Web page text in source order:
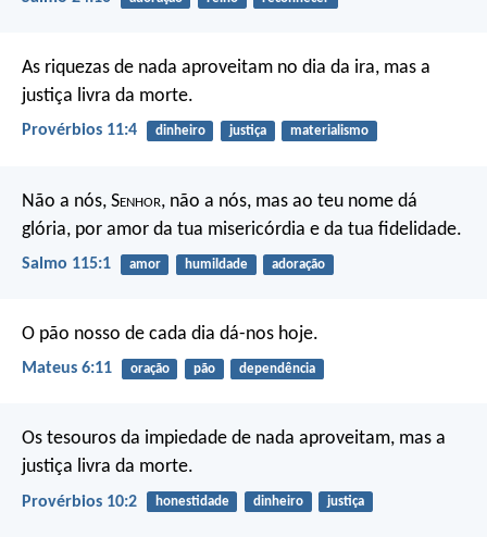
As riquezas de nada aproveitam no dia da ira, mas a
justiça livra da morte.
Provérbios 11:4 dinheiro justiça materialismo
Não a nós, Senhor, não a nós, mas ao teu nome dá
glória, por amor da tua misericórdia e da tua fidelidade.
Salmo 115:1 amor humildade adoração
O pão nosso de cada dia dá-nos hoje.
Mateus 6:11 oração pão dependência
Os tesouros da impiedade de nada aproveitam, mas a
justiça livra da morte.
Provérbios 10:2 honestidade dinheiro justiça